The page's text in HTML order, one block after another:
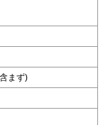
まず)